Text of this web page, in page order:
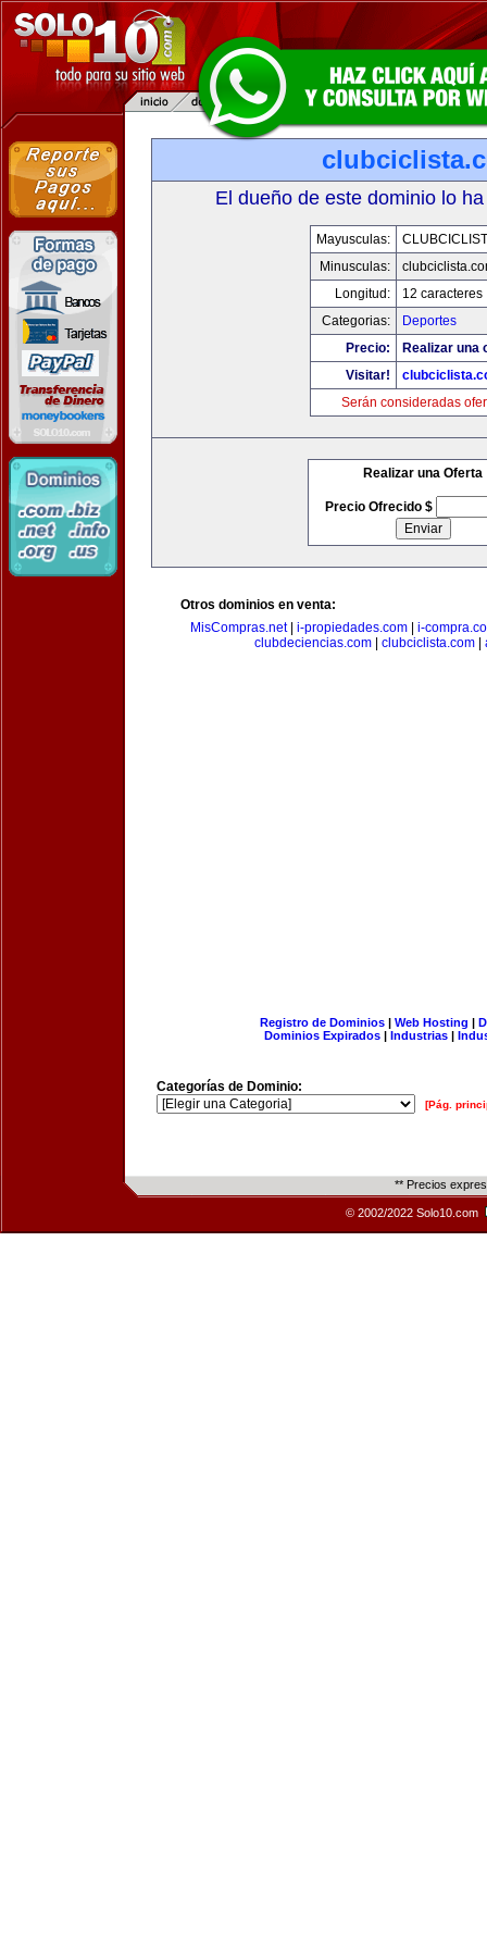
El dueño de este dominio lo
Mayusculas:
Minusculas:
Longitud:
12 caracteres
Categorias:
Deportes
Precio:
Realizar una
Visitar!
Serán consideradas
Realizar una Oferta
Precio Ofrecido $
Otros dominios en venta:
MisCompras.net| i-propiedades.com| i-
clubdeciencias.com
clubciclista.com
Registro de Dominios| Web Hosting |
Dominios Expirados | Industrias |
Categorías de Dominio:
[Pág.
** Precios
© 2002/2022 Solo10.com